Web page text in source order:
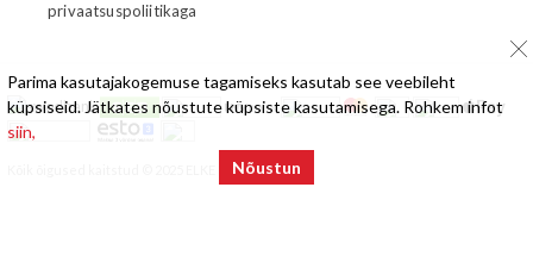
privaatsuspoliitikaga
Kõik õigused kaitstud © 2025 ELKE Mööbel
Parima kasutajakogemuse tagamiseks kasutab see veebileht
küpsiseid. Jätkates nõustute küpsiste kasutamisega. Rohkem infot
siin,
Nõustun